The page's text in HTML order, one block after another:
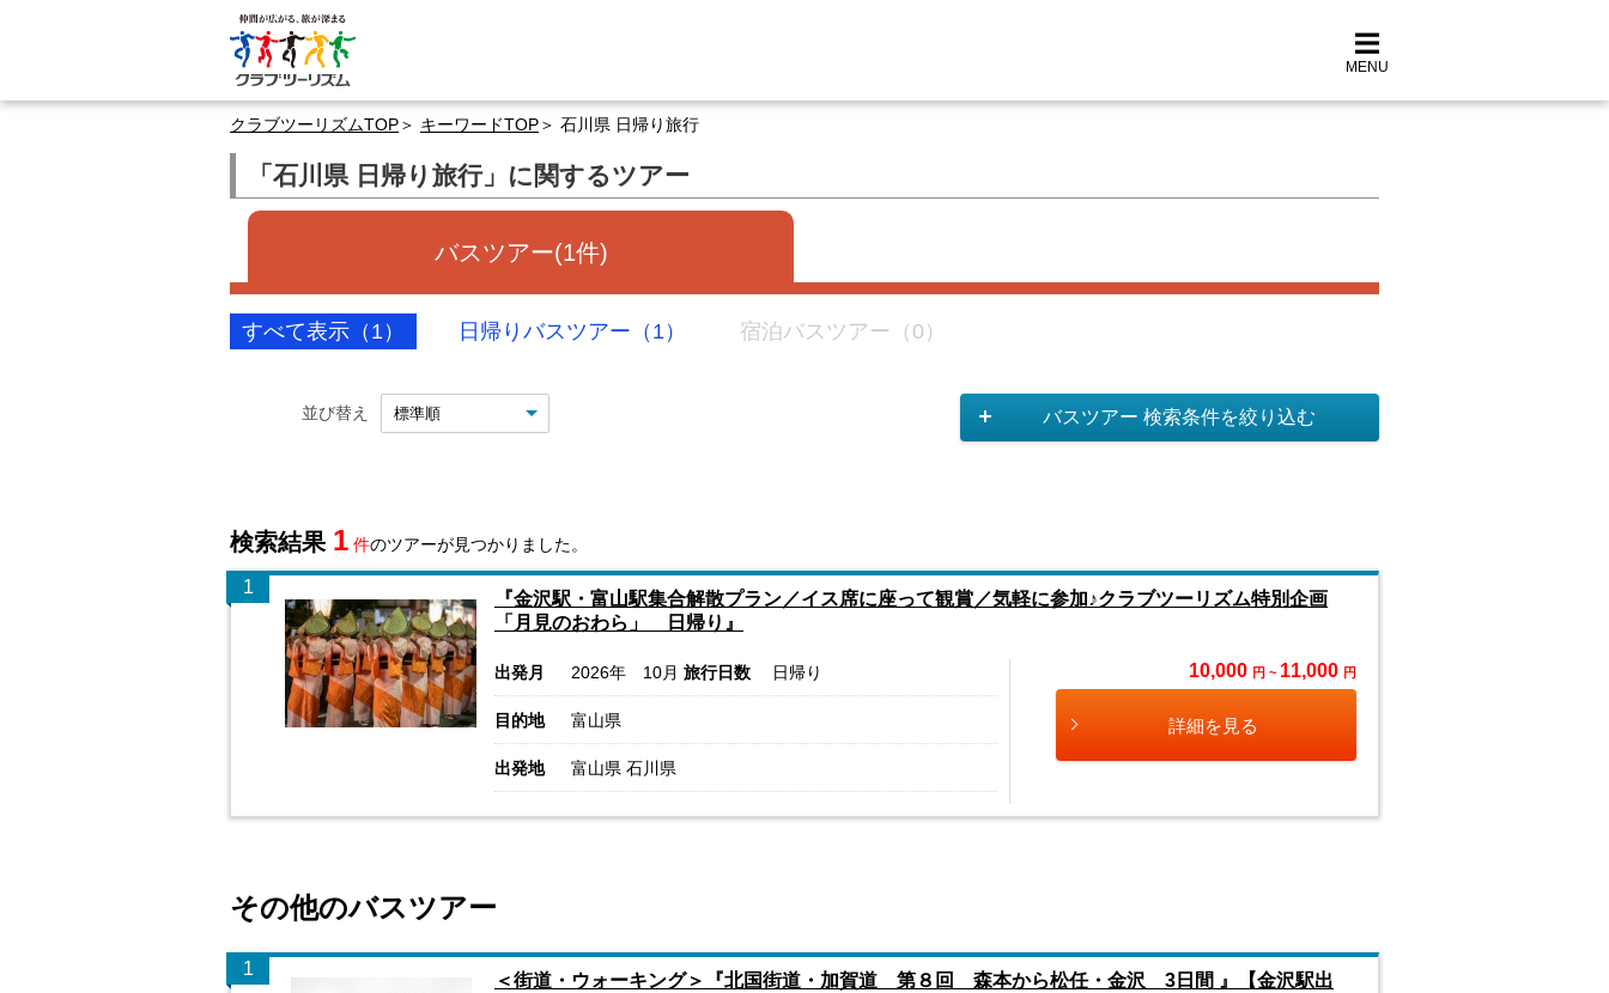
MENU
クラブツーリズムTOP キーワードTOP 石川県 日帰り旅行
「石川県 日帰り旅行」に関するツアー
バスツアー(1件)
すべて表示（1） 日帰りバスツアー（1） 宿泊バスツアー（0）
並び替え バスツアー 検索条件を絞り込む
検索結果 1 件のツアーが見つかりました。
1
『金沢駅・富山駅集合解散プラン／イス席に座って観賞／気軽に参加♪クラブツーリズム特別企画
「月見のおわら」 日帰り』
出発月 2026年 10月 旅行日数 日帰り
目的地 富山県
出発地 富山県 石川県
10,000 円 ~ 11,000 円
詳細を見る
その他のバスツアー
1
＜街道・ウォーキング＞『北国街道・加賀道 第８回 森本から松任・金沢 3日間 』【金沢駅出